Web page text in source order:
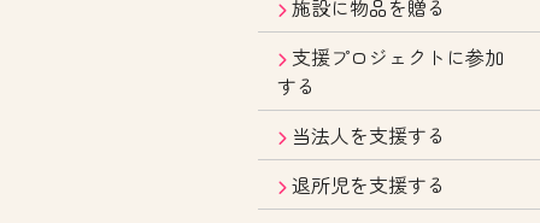
施設に物品を贈る
支援プロジェクトに参加
する
当法人を支援する
退所児を支援する